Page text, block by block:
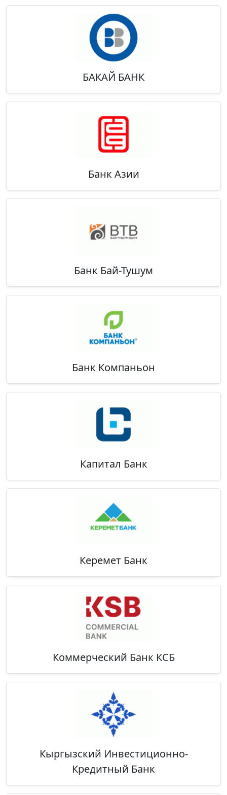
БАКАЙ БАНК
Банк Азии
Банк Бай-Тушум
Банк Компаньон
Капитал Банк
Керемет Банк
Коммерческий Банк КСБ
Кыргызский Инвестиционно-
Кредитный Банк